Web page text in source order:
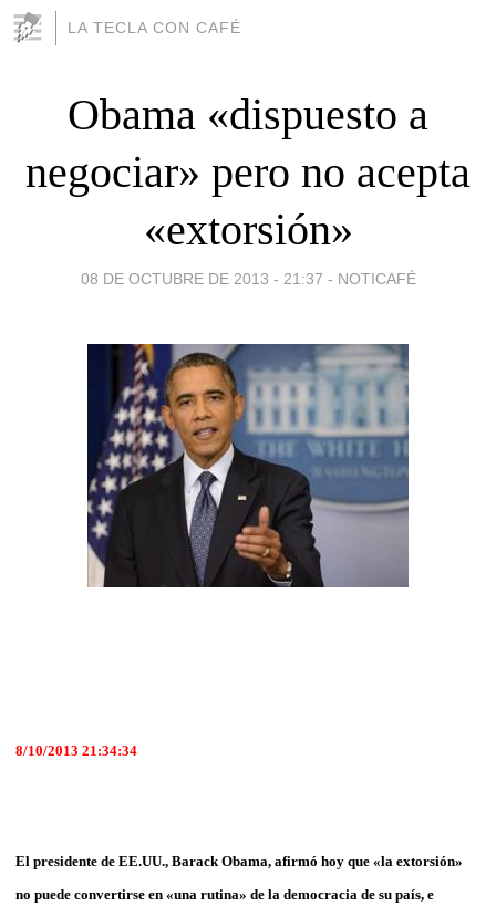
LA TECLA CON CAFÉ
Obama «dispuesto a
negociar» pero no acepta
«extorsión»
08 DE OCTUBRE DE 2013 - 21:37 - NOTICAFÉ
8/10/2013 21:34:34
El presidente de EE.UU., Barack Obama, afirmó hoy que «la extorsión»
no puede convertirse en «una rutina» de la democracia de su país, e